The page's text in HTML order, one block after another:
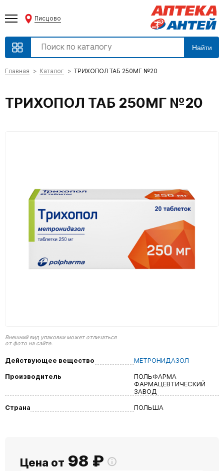
Писцово
Найти
Главная Каталог ТРИХОПОЛ ТАБ 250МГ №20
ТРИХОПОЛ ТАБ 250МГ №20
Внешний вид упаковки может отличаться
от фото на сайте.
Действующее вещество
МЕТРОНИДАЗОЛ
Производитель
ПОЛЬФАРМА
ФАРМАЦЕВТИЧЕСКИЙ
ЗАВОД
Страна
ПОЛЬША
Цена от 98 ₽